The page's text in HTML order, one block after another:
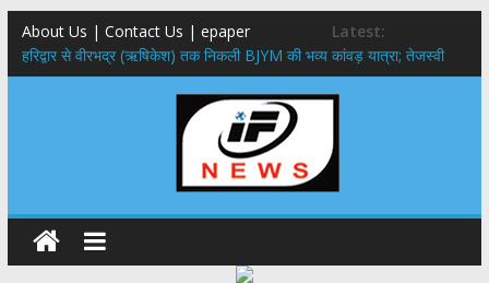
About Us | Contact Us | epaper
Latest:
​हरिद्वार से वीरभद्र (ऋषिकेश) तक निकली BJYM की भव्य कांवड़ यात्रा; तेजस्वी
सूर्या ने की देश व प्रदेशवासियों के कल्याण की कामना
नंदा की चौकी पुल हादसा: PWD के EE, AE और JE निलंबित, सीएम धामी के निर्देश
मुख्यमंत्री ने 9 लाख 87 हजार17 पेंशन लाभार्थियों को कुल 146 करोड़ 32 लाख
राष्ट्रीय हथकरघा दिवस पर मुख्यमंत्री धामी ने उत्कृष्ट बुनकरों और हस्तशिल्प
कारीगरों को किया सम्मानित
​धामी कैबिनेट का बड़ा फैसला: पशुपालकों को 60% तक सब्सिडी, गंगा एक्सप्रेसवे का
हरिद्वार तक होगा विस्तार